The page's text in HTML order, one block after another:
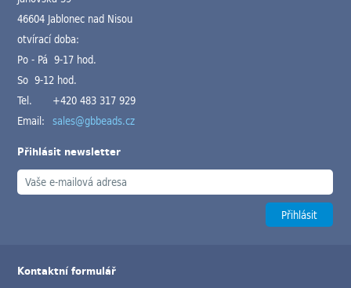
46604 Jablonec nad Nisou
otvírací doba:
Po - Pá 9-17 hod.
So 9-12 hod.
Tel.
+420 483 317 929
Email: sales@gbbeads.cz
Přihlásit newsletter
Kontaktní formulář